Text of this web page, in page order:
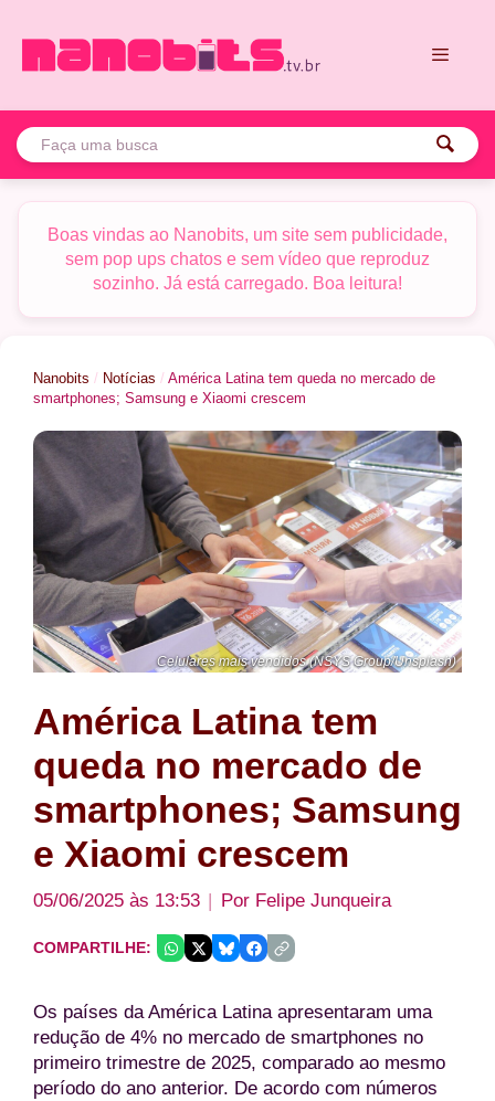
para
Boas vindas ao Nanobits, um site sem publicidade,
sem pop ups chatos e sem vídeo que reproduz
sozinho. Já está carregado. Boa leitura!
Nanobits / Notícias / América Latina tem queda no mercado de
smartphones; Samsung e Xiaomi crescem
Celulares mais vendidos (NSYS Group/Unsplash)
América Latina tem
queda no mercado de
smartphones; Samsung
e Xiaomi crescem
05/06/2025 às 13:53 Por Felipe Junqueira
COMPARTILHE:
Os países da América Latina apresentaram uma
redução de 4% no mercado de smartphones no
primeiro trimestre de 2025, comparado ao mesmo
período do ano anterior. De acordo com números